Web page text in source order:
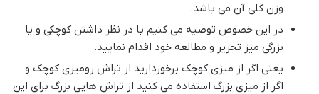
وزن کلی آن می باشد.
در این خصوص توصیه می کنیم با در نظر داشتن کوچکی و یا
بزرگی میز تحریر و مطالعه خود اقدام نمایید.
یعنی اگر از میزی کوچک برخوردارید از تراش رومیزی کوچک و
اگر از میزی بزرگ استفاده می کنید از تراش هایی بزرگ برای این